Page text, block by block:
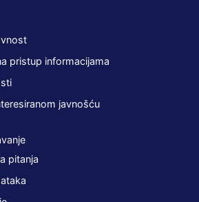
pristup informacijama
javnošću
pitanja